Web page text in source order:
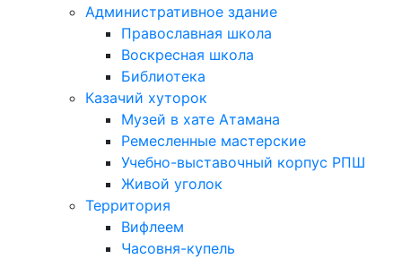
Административное здание
Православная школа
Воскресная школа
Библиотека
Казачий хуторок
Музей в хате Атамана
Ремесленные мастерские
Учебно-выставочный корпус РПШ
Живой уголок
Территория
Вифлеем
Часовня-купель